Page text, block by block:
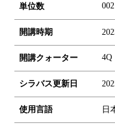
単位数 002
開講時期
開講クォーター 4Q
シラバス更新日
使用言語 日